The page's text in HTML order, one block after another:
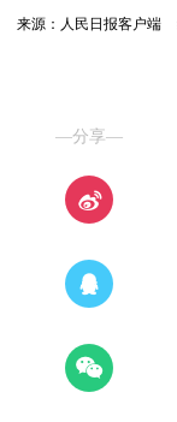
来源：人民日报客户端
—分享—